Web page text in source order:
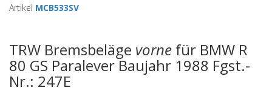
Artikel MCB533SV
TRW Bremsbeläge vorne für BMW R
80 GS Paralever Baujahr 1988 Fgst.-
Nr.: 247E